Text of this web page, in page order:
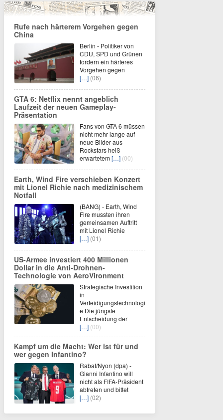
Rufe nach härterem Vorgehen gegen
China
Berlin - Politiker von
CDU, SPD und Grünen
fordern ein härteres
Vorgehen gegen
[…] (06)
GTA 6: Netflix nennt angeblich
Laufzeit der neuen Gameplay-
Präsentation
Fans von GTA 6 müssen
nicht mehr lange auf
neue Bilder aus
Rockstars heiß
erwartetem[…] (00)
Earth, Wind Fire verschieben Konzert
mit Lionel Richie nach medizinischem
Notfall
(BANG) - Earth, Wind
Fire mussten ihren
gemeinsamen Auftritt
mit Lionel Richie
[…] (01)
US-Armee investiert 400 Millionen
Dollar in die Anti-Drohnen-
Technologie von AeroVironment
Strategische Investition
in
Verteidigungstechnologi
e Die jüngste
Entscheidung der
[…] (00)
Kampf um die Macht: Wer ist für und
wer gegen Infantino?
Rabat/Nyon (dpa) -
Gianni Infantino will
nicht als FIFA-Präsident
abtreten und bittet
[…] (02)